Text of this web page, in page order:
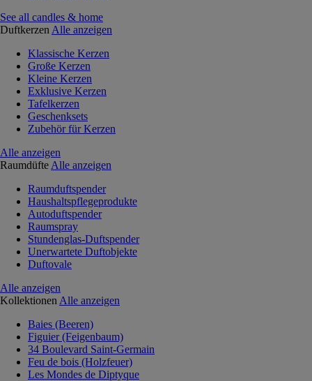
See all candles & home
Duftkerzen Alle anzeigen
Klassische Kerzen
Große Kerzen
Kleine Kerzen
Exklusive Kerzen
Tafelkerzen
Geschenksets
Zubehör für Kerzen
Alle anzeigen
Raumdüfte Alle anzeigen
Raumduftspender
Haushaltspflegeprodukte
Autoduftspender
Raumspray
Stundenglas-Duftspender
Unerwartete Duftobjekte
Duftovale
Alle anzeigen
Kollektionen Alle anzeigen
Baies (Beeren)
Figuier (Feigenbaum)
34 Boulevard Saint-Germain
Feu de bois (Holzfeuer)
Les Mondes de Diptyque